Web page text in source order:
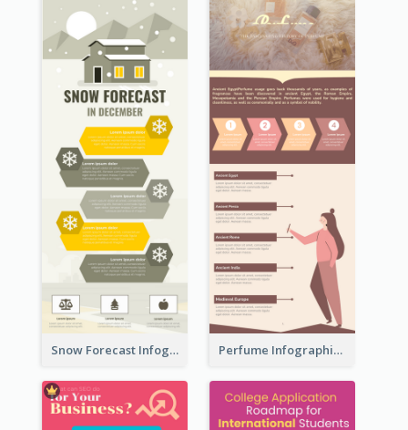
Snow Forecast Infographic Perfume Infographic